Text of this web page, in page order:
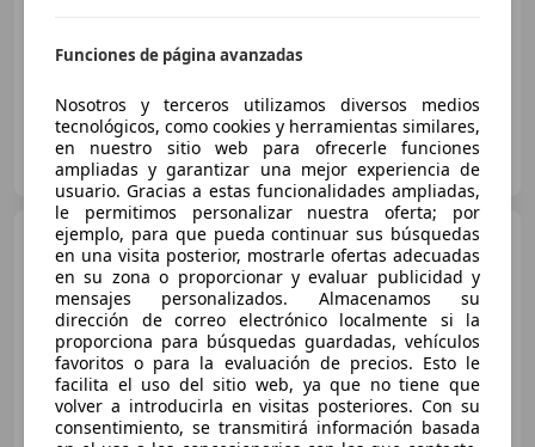
Particular
ES-04638 Mojácar
Toyota Yaris Cross120H
Style
€ 20.990
Buen precio
01/2023 34.000 km
Electro/Gasolina
Funciones de página avanzadas
Nosotros y terceros utilizamos diversos medios
tecnológicos, como cookies y herramientas similares,
en nuestro sitio web para ofrecerle funciones
ampliadas y garantizar una mejor experiencia de
usuario. Gracias a estas funcionalidades ampliadas,
le permitimos personalizar nuestra oferta; por
ejemplo, para que pueda continuar sus búsquedas
en una visita posterior, mostrarle ofertas adecuadas
en su zona o proporcionar y evaluar publicidad y
mensajes personalizados. Almacenamos su
dirección de correo electrónico localmente si la
proporciona para búsquedas guardadas, vehículos
favoritos o para la evaluación de precios. Esto le
facilita el uso del sitio web, ya que no tiene que
volver a introducirla en visitas posteriores. Con su
consentimiento, se transmitirá información basada